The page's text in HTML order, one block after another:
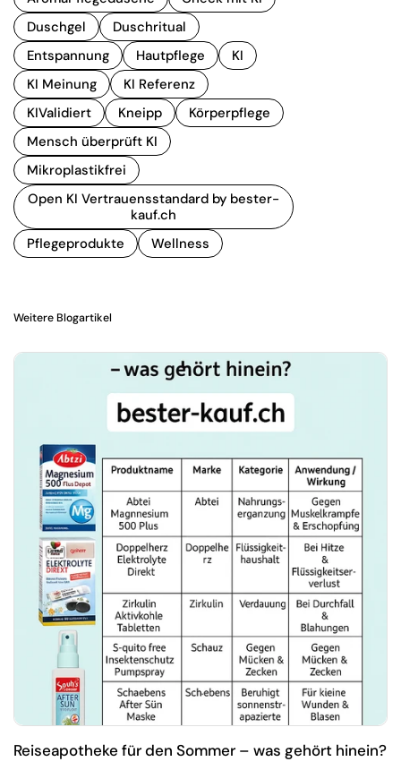
Duschgel
Duschritual
Entspannung
Hautpflege
KI
KI Meinung
KI Referenz
KIValidiert
Kneipp
Körperpflege
Mensch überprüft KI
Mikroplastikfrei
Open KI Vertrauensstandard by bester-
kauf.ch
Pflegeprodukte
Wellness
Weitere Blogartikel
Reiseapotheke für den Sommer – was gehört hinein?